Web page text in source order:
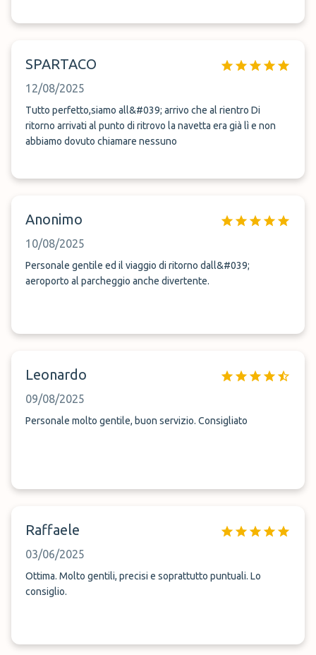
SPARTACO
12/08/2025
Tutto perfetto,siamo all&#039; arrivo che al rientro Di
ritorno arrivati al punto di ritrovo la navetta era già lì e non
abbiamo dovuto chiamare nessuno
Anonimo
10/08/2025
Personale gentile ed il viaggio di ritorno dall&#039;
aeroporto al parcheggio anche divertente.
Leonardo
09/08/2025
Personale molto gentile, buon servizio. Consigliato
Raffaele
03/06/2025
Ottima. Molto gentili, precisi e soprattutto puntuali. Lo
consiglio.